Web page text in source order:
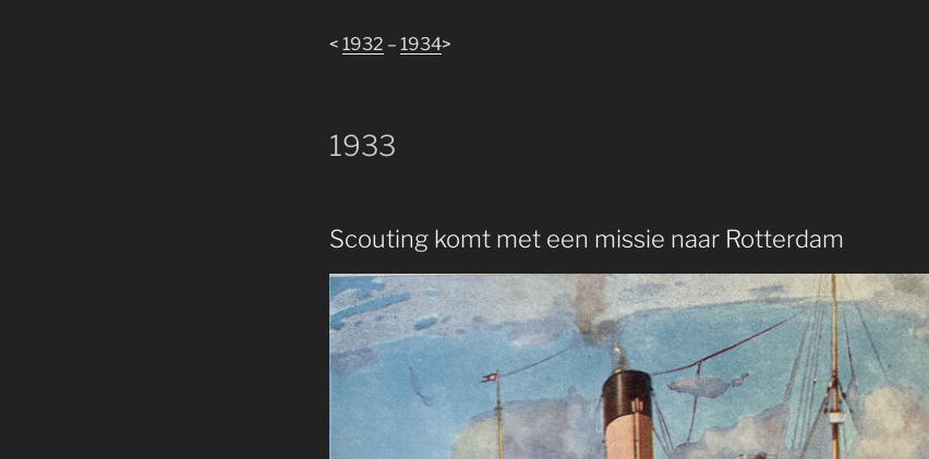
< 1932 – 1934>
1933
Scouting komt met een missie naar Rotterdam